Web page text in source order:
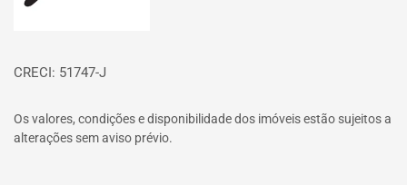
CRECI: 51747-J
Os valores, condições e disponibilidade dos imóveis estão sujeitos a
alterações sem aviso prévio.